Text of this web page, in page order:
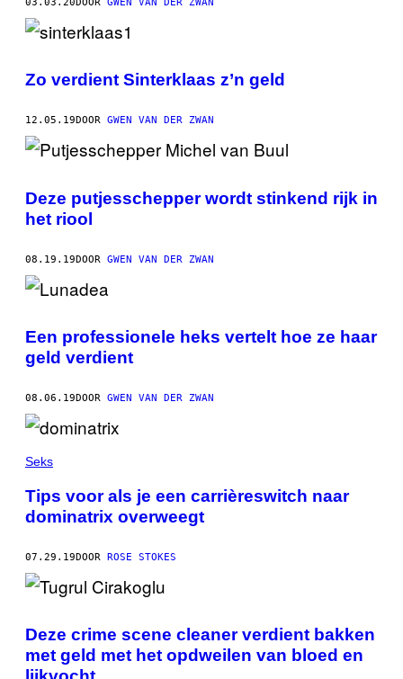
Zo verdient Sinterklaas z’n geld
12.05.19DOOR GWEN VAN DER ZWAN
Deze putjesschepper wordt stinkend rijk in
het riool
08.19.19DOOR GWEN VAN DER ZWAN
Een professionele heks vertelt hoe ze haar
geld verdient
08.06.19DOOR GWEN VAN DER ZWAN
Seks
Tips voor als je een carrièreswitch naar
dominatrix overweegt
07.29.19DOOR ROSE STOKES
Deze crime scene cleaner verdient bakken
met geld met het opdweilen van bloed en